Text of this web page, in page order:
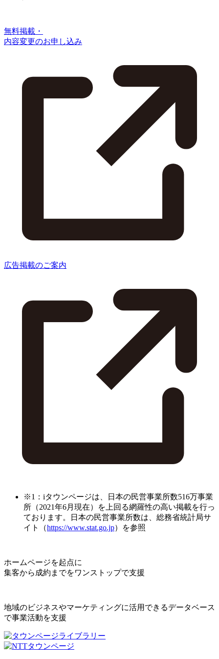
無料掲載・
内容変更のお申し込み
広告掲載のご案内
※1：iタウンページは、日本の民営事業所数516万事業
所（2021年6月現在）を上回る網羅性の高い掲載を行っ
ております。日本の民営事業所数は、総務省統計局サ
イト（https://www.stat.go.jp）を参照
ホームページを起点に
集客から成約までをワンストップで支援
地域のビジネスやマーケティングに活用できるデータベース
で事業活動を支援